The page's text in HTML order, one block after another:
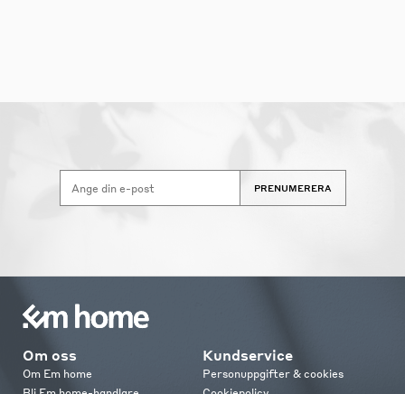
PRENUMERERA
Om oss
Om Em home
Kundservice
Personuppgifter & cookies